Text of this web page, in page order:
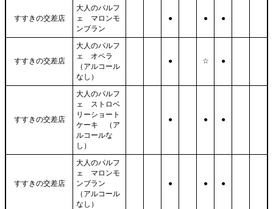
すすきの交差店
大人のパルフ
ェ マロンモ
ンブラン
● ● ●
すすきの交差店
大人のパルフ
ェ オペラ
（アルコール
なし）
● ☆ ●
すすきの交差店
大人のパルフ
ェ ストロベ
リーショート
ケーキ （ア
ルコールな
し）
● ● ●
すすきの交差店
大人のパルフ
ェ マロンモ
ンブラン
（アルコール
なし）
● ● ●